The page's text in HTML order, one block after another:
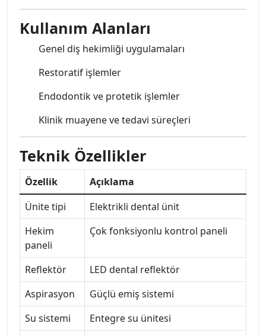
Kullanım Alanları
Genel diş hekimliği uygulamaları
Restoratif işlemler
Endodontik ve protetik işlemler
Klinik muayene ve tedavi süreçleri
Teknik Özellikler
Özellik
Açıklama
Ünite tipi
Elektrikli dental ünit
Hekim
paneli
Çok fonksiyonlu kontrol paneli
Reflektör
LED dental reflektör
Aspirasyon
Güçlü emiş sistemi
Su sistemi
Entegre su ünitesi